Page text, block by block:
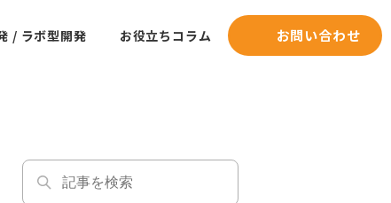
/ ラボ型開発 お役立ちコラム お問い合わせ